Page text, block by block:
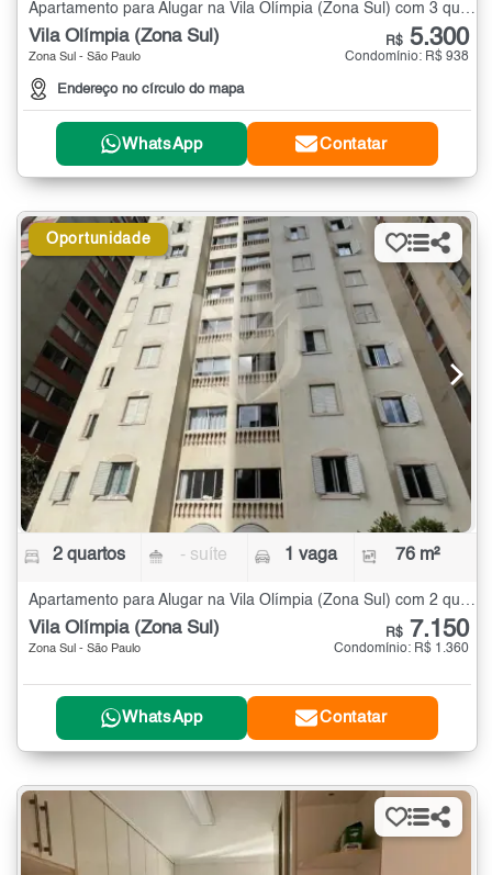
Apartamento para Alugar na Vila Olímpia (Zona Sul) com 3 quartos - 85 m²
Vila Olímpia (Zona Sul)
Zona Sul - São Paulo
Endereço no círculo do mapa
R$ 5.300
Condomínio: R$ 938
WhatsApp Contatar
Oportunidade
2 quartos - suíte 1 vaga 76 m²
Apartamento para Alugar na Vila Olímpia (Zona Sul) com 2 quartos - 76 m²
Vila Olímpia (Zona Sul)
Zona Sul - São Paulo
R$ 7.150
Condomínio: R$ 1.360
WhatsApp Contatar